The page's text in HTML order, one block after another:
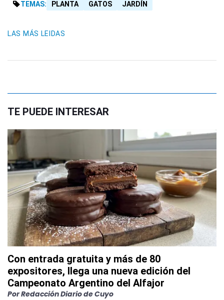
TEMAS: PLANTA GATOS JARDÍN
LAS MÁS LEIDAS
TE PUEDE INTERESAR
Con entrada gratuita y más de 80
expositores, llega una nueva edición del
Campeonato Argentino del Alfajor
PorRedacción Diario de Cuyo